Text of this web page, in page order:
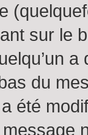
sur le
du
été